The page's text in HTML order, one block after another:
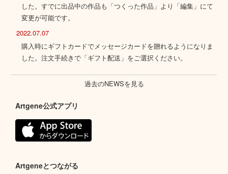
した。すでに出品中の作品も「つくった作品」より「編集」にて
変更が可能です。
2022.07.07
購入時にギフトカードでメッセージカードを贈れるようになりま
した。注文手続きで「ギフト配送」をご選択ください。
過去のNEWSを見る
Artgene公式アプリ
Artgeneとつながる